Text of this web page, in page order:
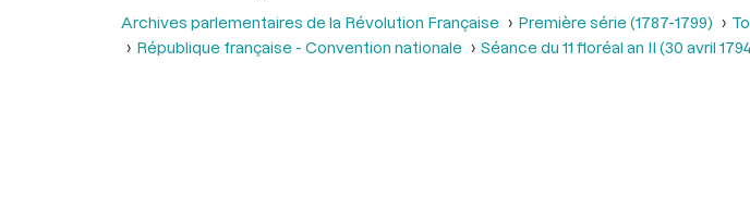
Archives parlementaires de la Révolution Française Première série (1787-1799)
République française - Convention nationale
Séance du 11 floréal an II (30 avril